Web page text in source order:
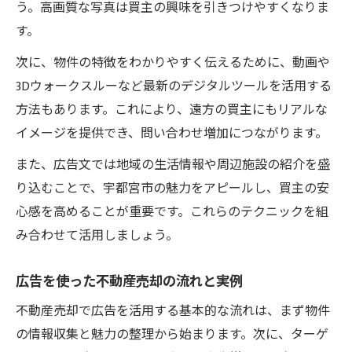
う。高画質な写真は買主の興味を引きつけやすくなりま
す。
次に、物件の特徴をわかりやすく伝えるために、動画や
3Dウォークスルーなど最新のデジタルツールを活用する
方法もあります。これにより、遠方の買主にもリアルな
イメージを提供でき、問い合わせ増加につながります。
また、広告文では地域の生活情報や周辺施設の紹介を盛
り込むことで、宇都宮市の魅力をアピールし、買主の安
心感を高めることが重要です。これらのテクニックを組
み合わせて活用しましょう。
広告を使った不動産売却の流れと実例
不動産売却で広告を活用する基本的な流れは、まず物件
の情報収集と魅力の整理から始まります。次に、ターゲ